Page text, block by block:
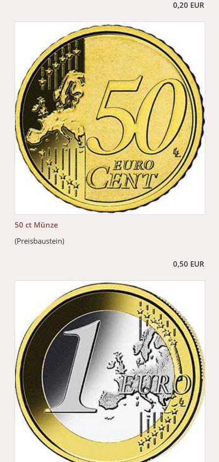
0,20 EUR
50 ct Münze
(Preisbaustein)
0,50 EUR